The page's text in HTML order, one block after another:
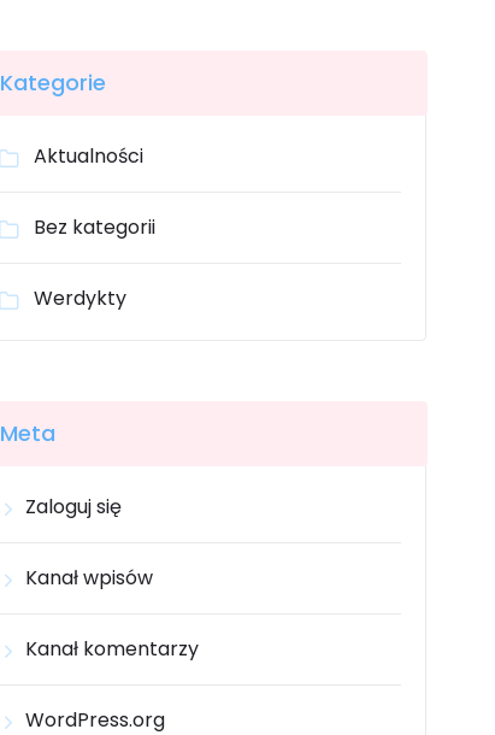
Kategorie
Aktualności
Bez kategorii
Werdykty
Meta
Zaloguj się
Kanał wpisów
Kanał komentarzy
WordPress.org